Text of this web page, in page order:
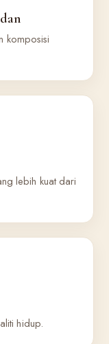
komposisi
lebih kuat dari
hidup.